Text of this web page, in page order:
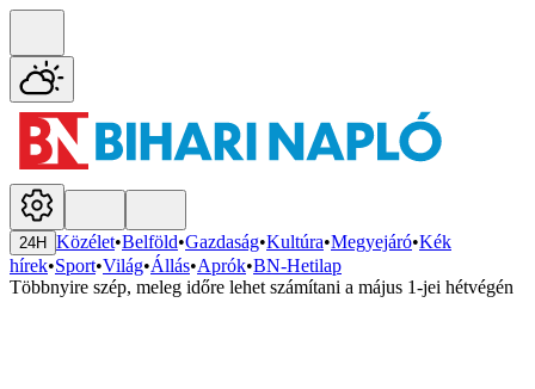
24H Közélet•Belföld•Gazdaság•Kultúra•Megyejáró•Kék
hírek•Sport•Világ•Állás•Aprók•BN-Hetilap
Többnyire szép, meleg időre lehet számítani a május 1-jei hétvégén